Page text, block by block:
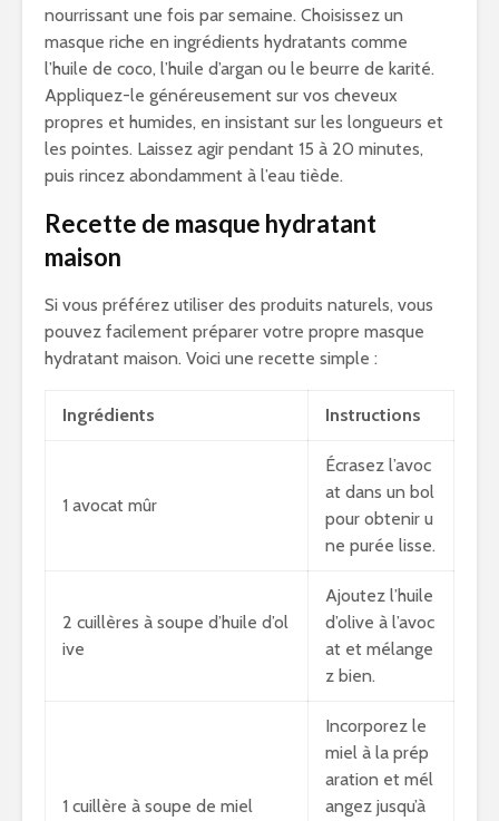
nourrissant une fois par semaine. Choisissez un
masque riche en ingrédients hydratants comme
l’huile de coco, l’huile d’argan ou le beurre de karité.
Appliquez-le généreusement sur vos cheveux
propres et humides, en insistant sur les longueurs et
les pointes. Laissez agir pendant 15 à 20 minutes,
puis rincez abondamment à l’eau tiède.
Recette de masque hydratant
maison
Si vous préférez utiliser des produits naturels, vous
pouvez facilement préparer votre propre masque
hydratant maison. Voici une recette simple :
Ingrédients Instructions
1 avocat mûr
Écrasez l’avoc
at dans un bol
pour obtenir u
ne purée lisse.
2 cuillères à soupe d’huile d’ol
ive
Ajoutez l’huile
d’olive à l’avoc
at et mélange
z bien.
1 cuillère à soupe de miel
Incorporez le
miel à la prép
aration et mél
angez jusqu’à